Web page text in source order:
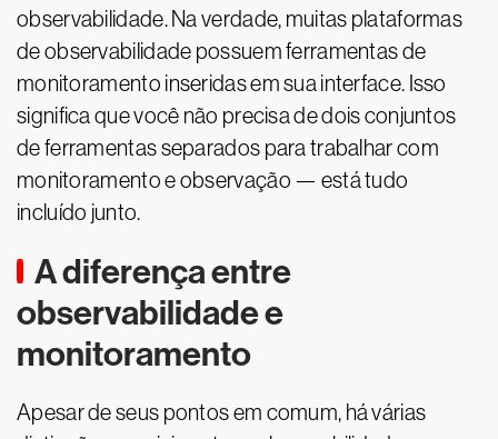
observabilidade. Na verdade, muitas plataformas
de observabilidade possuem ferramentas de
monitoramento inseridas em sua interface. Isso
significa que você não precisa de dois conjuntos
de ferramentas separados para trabalhar com
monitoramento e observação — está tudo
incluído junto.
A diferença entre
observabilidade e
monitoramento
Apesar de seus pontos em comum, há várias